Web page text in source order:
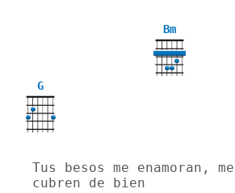
Bm
G
Tus besos me enamoran, me
cubren de bien